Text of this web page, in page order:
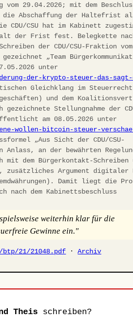
vom 29.04.2026; mit dem
die Abschaffung der Haltefrist
CDU/CSU hat im Kabinett
der Frist fest. Belegkette
der CDU/CSU-Fraktion vom
„Team
unter
der-krypto-steuer-das-
Gleichklang im Steuerrecht
und dem
Stellungnahme der
am 08.05.2026 unter
wollen-bitcoin-steuer-
„Aus Sicht der CDU/CSU-
an der bewährten
dem Bürgerkontakt-Schreiben
zusätzliches Argument digitaler
Damit liegt die
nach dem Kabinettsbeschluss
weiterhin klar für die
Gewinne ein."
21/21048.pdf ·Archiv
Theis schreiben?